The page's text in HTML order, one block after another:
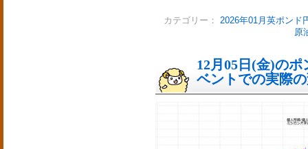
カテゴリー： 2026年01月英ポンド
原
12月05日(金)の
ベントでの実際